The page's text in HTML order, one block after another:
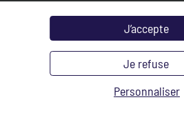
J’accepte
Je refuse
Personnaliser